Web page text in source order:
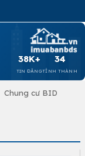
38K+
TIN ĐĂNG
34
TỈNH THÀNH
Chung cư BID